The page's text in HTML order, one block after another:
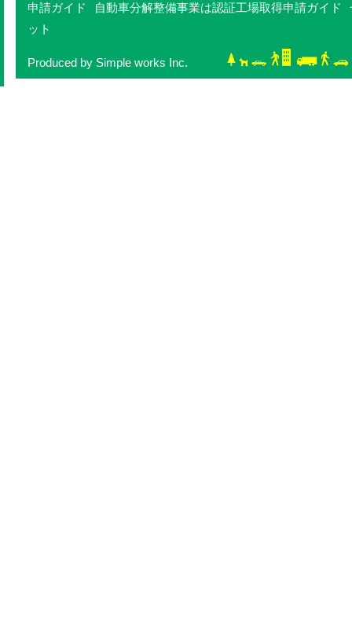
申請ガイド 自動車分解整備事業は認証工場取得申請ガイド
ット
Produced by Simple works Inc.